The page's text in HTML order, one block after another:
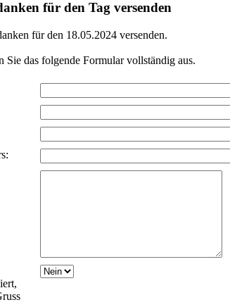
für den Tag versenden
für den 18.05.2024 versenden.
Sie das folgende Formular vollständig aus.